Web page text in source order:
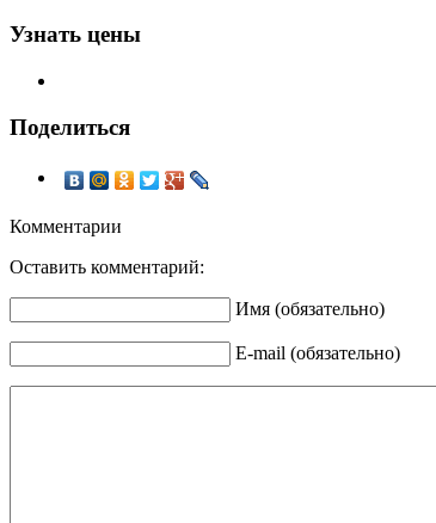
Узнать цены
Поделиться
Комментарии
Оставить комментарий:
Имя (обязательно)
E-mail (обязательно)